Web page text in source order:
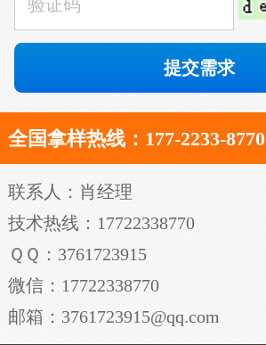
全国拿样热线：177-2233-8770
联系人：肖经理
技术热线：17722338770
ＱＱ：3761723915
微信：17722338770
邮箱：3761723915@qq.com